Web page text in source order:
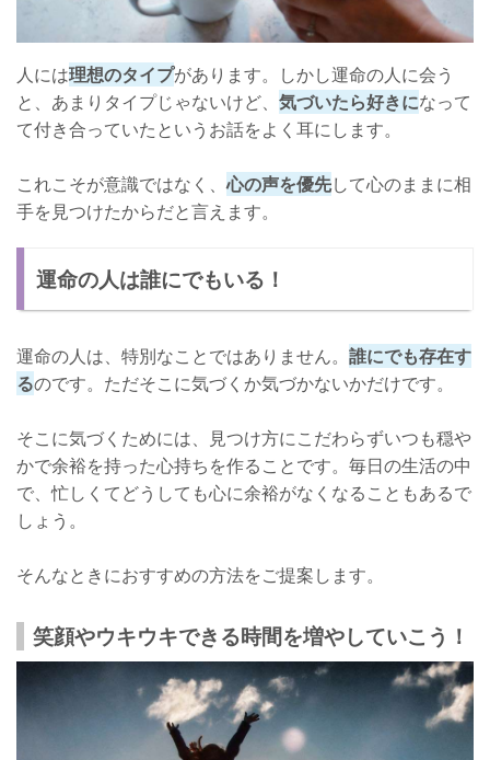
人には理想のタイプがあります。しかし運命の人に会う
と、あまりタイプじゃないけど、 気づいたら好きになって
て付き合っていたというお話をよく耳にします。
これこそが意識ではなく、心の声を優先して心のままに相
手を見つけたからだと言えます。
運命の人は誰にでもいる！
運命の人は、特別なことではありません。 誰にでも存在す
るのです。ただそこに気づくか気づかないかだけです。
そこに気づくためには、見つけ方にこだわらずいつも穏や
かで余裕を持った心持ちを作ることです。毎日の生活の中
で、忙しくてどうしても心に余裕がなくなることもあるで
しょう。
そんなときにおすすめの方法をご提案します。
笑顔やウキウキできる時間を増やしていこう！